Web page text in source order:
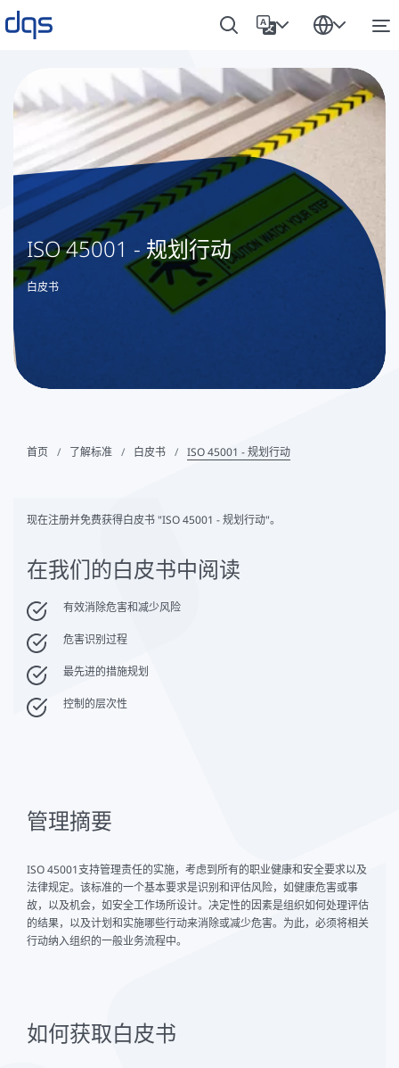
ISO 45001 - 规划行动
白皮书
首页 了解标准 白皮书 ISO 45001 - 规划行动
现在注册并免费获得白皮书 "ISO 45001 - 规划行动"。
在我们的白皮书中阅读
有效消除危害和减少风险
危害识别过程
最先进的措施规划
控制的层次性
管理摘要
ISO 45001支持管理责任的实施，考虑到所有的职业健康和安全要求以及
法律规定。该标准的一个基本要求是识别和评估风险，如健康危害或事
故，以及机会，如安全工作场所设计。决定性的因素是组织如何处理评估
的结果，以及计划和实施哪些行动来消除或减少危害。为此，必须将相关
行动纳入组织的一般业务流程中。
如何获取白皮书